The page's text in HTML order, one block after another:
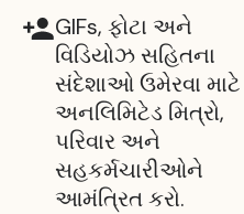
GIFs, ફોટા અને
વિડિયોઝ સહિતના
સંદેશાઓ ઉમેરવા માટે
અનલિમિટેડ મિત્રો,
પરિવાર અને
સહકર્મચારીઓને
આમંત્રિત કરો.